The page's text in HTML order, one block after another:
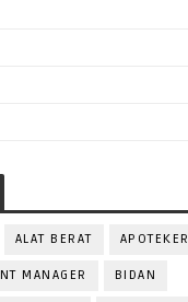
ALAT BERAT APOTEKER
MANAGER BIDAN